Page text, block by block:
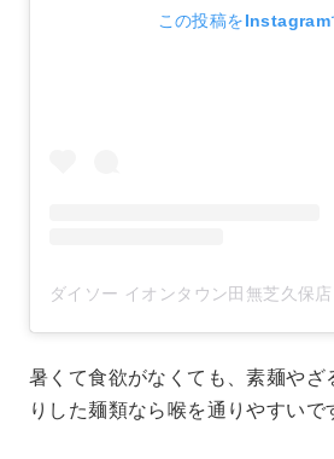
この投稿をInstagram
暑くて食欲がなくても、素麺やざ
りした麺類なら喉を通りやすいで